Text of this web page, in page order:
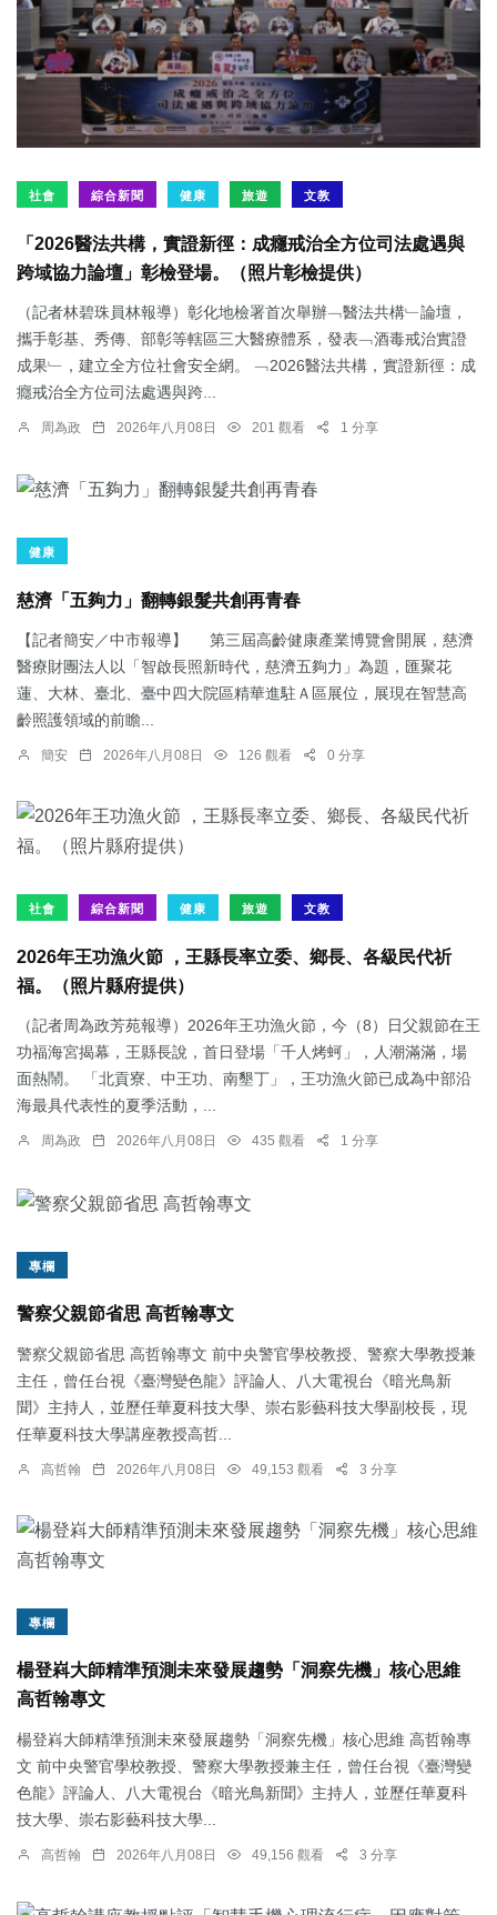
社會 綜合新聞 健康 旅遊 文教
「2026醫法共構，實證新徑：成癮戒治全方位司法處遇與
跨域協力論壇」彰檢登場。（照片彰檢提供）
（記者林碧珠員林報導）彰化地檢署首次舉辦﹁醫法共構﹂論壇，
攜手彰基、秀傳、部彰等轄區三大醫療體系，發表﹁酒毒戒治實證
成果﹂，建立全方位社會安全網。 ﹁2026醫法共構，實證新徑：成
癮戒治全方位司法處遇與跨...
周為政 2026年八月08日 201 觀看 1 分享
健康
慈濟「五夠力」翻轉銀髮共創再青春
【記者簡安／中市報導】 第三屆高齡健康產業博覽會開展，慈濟
醫療財團法人以「智啟長照新時代，慈濟五夠力」為題，匯聚花
蓮、大林、臺北、臺中四大院區精華進駐Ａ區展位，展現在智慧高
齡照護領域的前瞻...
簡安 2026年八月08日 126 觀看 0 分享
社會 綜合新聞 健康 旅遊 文教
2026年王功漁火節 ，王縣長率立委、鄉長、各級民代祈
福。（照片縣府提供）
（記者周為政芳苑報導）2026年王功漁火節，今（8）日父親節在王
功福海宮揭幕，王縣長說，首日登場「千人烤蚵」，人潮滿滿，場
面熱鬧。 「北貢寮、中王功、南墾丁」，王功漁火節已成為中部沿
海最具代表性的夏季活動，...
周為政 2026年八月08日 435 觀看 1 分享
專欄
警察父親節省思 高哲翰專文
警察父親節省思 高哲翰專文 前中央警官學校教授、警察大學教授兼
主任，曾任台視《臺灣變色龍》評論人、八大電視台《暗光鳥新
聞》主持人，並歷任華夏科技大學、崇右影藝科技大學副校長，現
任華夏科技大學講座教授高哲...
高哲翰 2026年八月08日 49,153 觀看 3 分享
專欄
楊登嵙大師精準預測未來發展趨勢「洞察先機」核心思維
高哲翰專文
楊登嵙大師精準預測未來發展趨勢「洞察先機」核心思維 高哲翰專
文 前中央警官學校教授、警察大學教授兼主任，曾任台視《臺灣變
色龍》評論人、八大電視台《暗光鳥新聞》主持人，並歷任華夏科
技大學、崇右影藝科技大學...
高哲翰 2026年八月08日 49,156 觀看 3 分享